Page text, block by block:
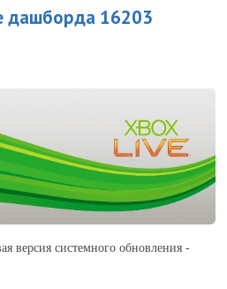
дашборда 16203
версия системного обновления -